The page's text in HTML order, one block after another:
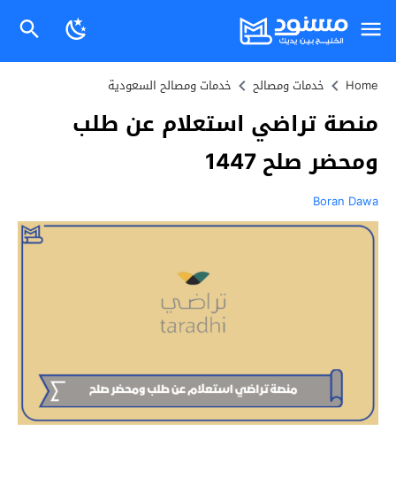
Home خدمات ومصالح خدمات ومصالح السعودية
منصة تراضي استعلام عن طلب
ومحضر صلح 1447
Boran Dawa